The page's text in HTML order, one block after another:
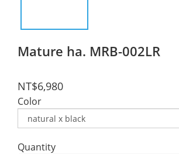
Mature ha. MRB-002LR
NT$6,980
Color
Quantity